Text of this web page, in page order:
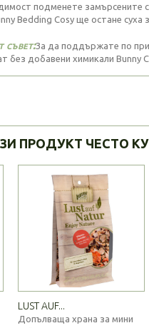
подменете замърсените
Bedding Cosy ще остане
съвет:За да поддържате по
без добавени химикали Bunny
ПРОДУКТ ЧЕСТО
LUST AUF...
Допълваща храна за мини